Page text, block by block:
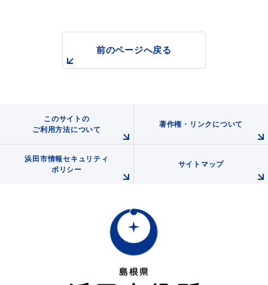
移住・出会い応援（はまだ暮らし）
浜田市庁舎の
ご案内
お問い合わせ
前のページへ戻る
このサイトの
ご利用方法について
著作権・リンクについて
浜田市情報セキュリティ
ポリシー
サイトマップ